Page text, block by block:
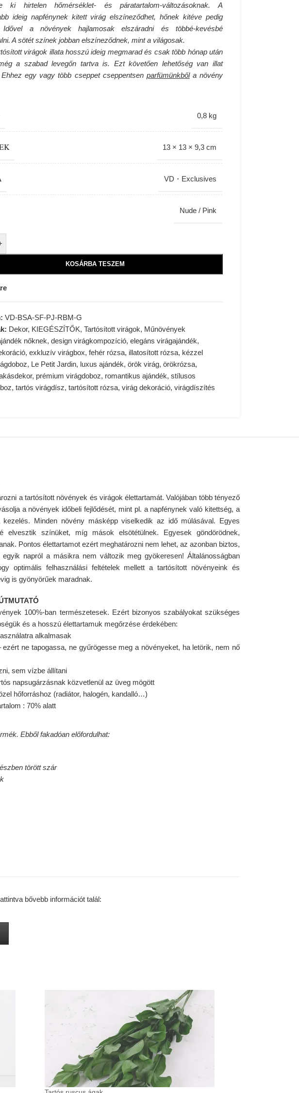
ki hirtelen hőmérséklet- és páratartalom-változásoknak. A
ideig napfénynek kitett virág elszíneződhet, hőnek kitéve pedig
Idővel a növények hajlamosak elszáradni és többé-kevésbé
A sötét színek jobban elszíneződnek, mint a világosak.
virágok illata hosszú ideig megmarad és csak több hónap után
a szabad levegőn tartva is. Ezt követően lehetőség van illat
Ehhez egy vagy több cseppet cseppentsen parfümünkbőla növény
0,8 kg
13 × 13 × 9,3 cm
VD・Exclusives
Nude / Pink
KOSÁRBA TESZEM
VD-BSA-SF-PJ-RBM-G
Dekor, KIEGÉSZÍTŐK, Tartósított virágok, Műnövények
nőknek, design virágkompozíció, elegáns virágajándék,
, exkluzív virágbox, fehér rózsa, illatosított rózsa, kézzel
, Le Petit Jardin, luxus ajándék, örök virág, örökrózsa,
, prémium virágdoboz, romantikus ajándék, stílusos
, tartós virágdísz, tartósított rózsa, virág dekoráció, virágdíszítés
a tartósított növények és virágok élettartamát. Valójában több tényező
a növények időbeli fejlődését, mint pl. a napfénynek való kitettség, a
kezelés. Minden növény másképp viselkedik az idő múlásával. Egyes
elvesztik színüket, míg mások elsötétülnek. Egyesek göndörödnek,
Pontos élettartamot ezért meghatározni nem lehet, az azonban biztos,
napról a másikra nem változik meg gyökeresen! Általánosságban
optimális felhasználási feltételek mellett a tartósított növényeink és
is gyönyörűek maradnak.
100%-ban természetesek. Ezért bizonyos szabályokat szükséges
és a hosszú élettartamuk megőrzése érdekében:
alkalmasak
ezért ne tapogassa, ne gyűrögesse meg a növényeket, ha letörik, nem nő
sem vízbe állítani
napsugárzásnak közvetlenül az üveg mögött
hőforráshoz (radiátor, halogén, kandalló…)
: 70% alatt
Ebből fakadóan előfordulhat:
törött szár
bővebb információt talál: